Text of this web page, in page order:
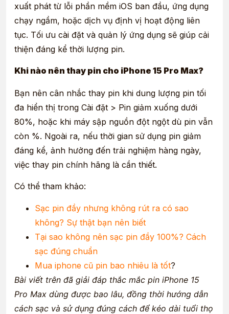
xuất phát từ lỗi phần mềm iOS ban đầu, ứng dụng
chạy ngầm, hoặc dịch vụ định vị hoạt động liên
tục. Tối ưu cài đặt và quản lý ứng dụng sẽ giúp cải
thiện đáng kể thời lượng pin.
Khi nào nên thay pin cho iPhone 15 Pro Max?
Bạn nên cân nhắc thay pin khi dung lượng pin tối
đa hiển thị trong Cài đặt > Pin giảm xuống dưới
80%, hoặc khi máy sập nguồn đột ngột dù pin vẫn
còn %. Ngoài ra, nếu thời gian sử dụng pin giảm
đáng kể, ảnh hưởng đến trải nghiệm hàng ngày,
việc thay pin chính hãng là cần thiết.
Có thể tham khảo:
Sạc pin đầy nhưng không rút ra có sao
không? Sự thật bạn nên biết
Tại sao không nên sạc pin đầy 100%? Cách
sạc đúng chuẩn
Mua iphone cũ pin bao nhiêu là tốt?
Bài viết trên đã giải đáp thắc mắc pin iPhone 15
Pro Max dùng được bao lâu, đồng thời hướng dẫn
cách sạc và sử dụng đúng cách để kéo dài tuổi thọ